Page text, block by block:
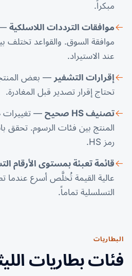
مبكراً.
موافقات الترددات اللاسلكية —
موافقة السوق. والقواعد
عند الاستيراد.
إقرارات التشفير — بعض
تحتاج إقرار تصدير قبل المغادرة.
تصنيف HS صحيح
— تغييرات
المنتج بين فئات الرسوم. تحقق
رمز HS
.
قائمة تعبئة بمستوى الأرقام
عالية القيمة تُخلَّص أسرع عندما
التسلسلية تماماً.
البطاريات
فئات بطاريات